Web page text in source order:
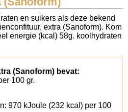
en suikers als deze bekend
extra (Sanoform). Kom
energie (kcal) 58g. koolhydraten
(Sanoform) bevat:
100 gr.
970 kJoule (232 kcal) per 100